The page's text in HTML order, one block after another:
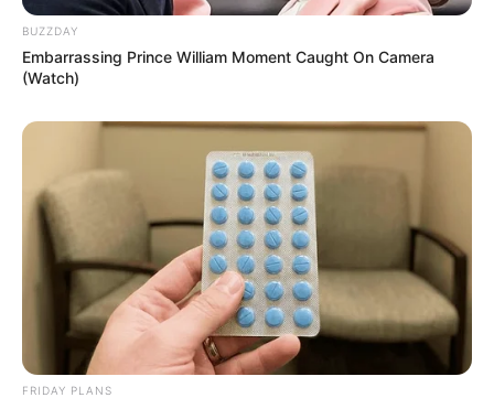
BUZZDAY
Embarrassing Prince William Moment Caught On Camera
(Watch)
FRIDAY PLANS